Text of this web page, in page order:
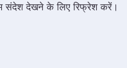
संदेश देखने के लिए रिफ्रेश करें।